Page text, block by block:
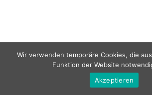
Wir verwenden temporäre Cookies, die
Funktion der Website
Akzeptieren